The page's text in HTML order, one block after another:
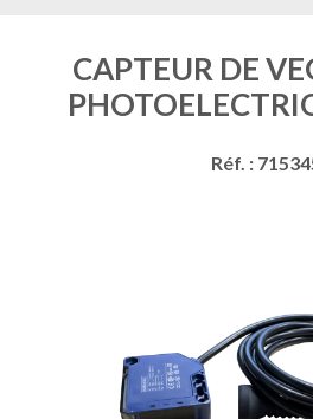
CAPTEUR DE
Réf. :